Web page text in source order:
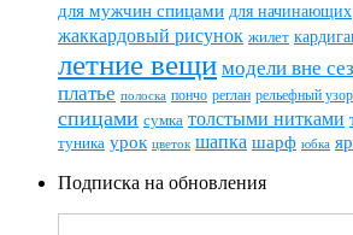
для мужчин спицами для начинающих
жаккардовый рисунок жилет
летние вещи модели вне
платье полоска пончо реглан рельефный узор
спицами сумка толстыми нитками
туника урок цветок шапка шарф юбка
Подписка на обновления